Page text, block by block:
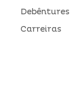
Debêntures
Carreiras